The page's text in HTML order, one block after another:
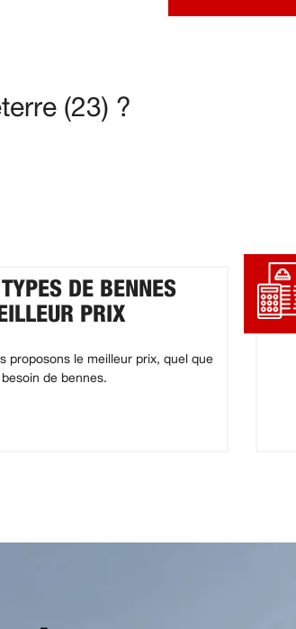
(23) ?
DE BENNES
PRIX
proposons le meilleur prix, quel que
de bennes.